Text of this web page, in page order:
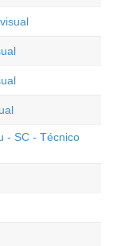
- SC - Técnico